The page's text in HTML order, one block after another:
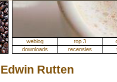
weblog top 3
downloads
recensies
Edwin Rutten